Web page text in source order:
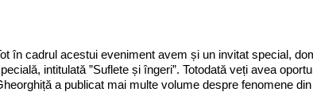
în cadrul acestui eveniment avem și un invitat special,
intitulată ”Suflete și îngeri”. Totodată veți avea
a publicat mai multe volume despre fenomene